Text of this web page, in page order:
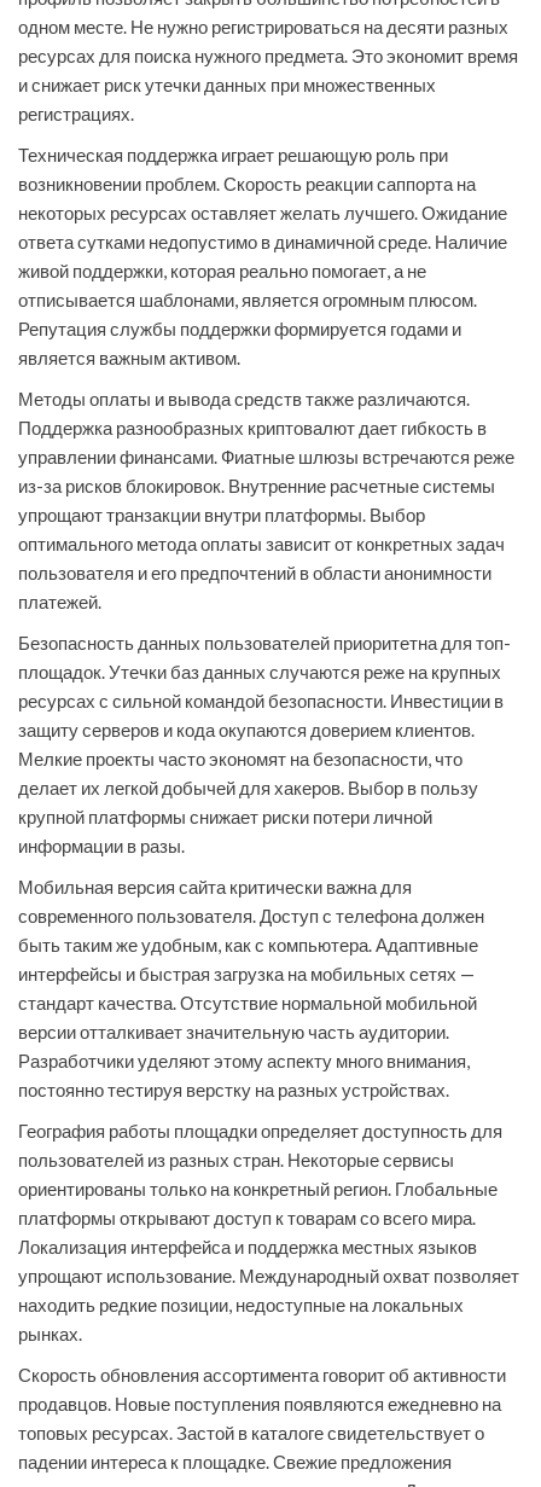
одном месте. Не нужно регистрироваться на десяти разных
ресурсах для поиска нужного предмета. Это экономит время
и снижает риск утечки данных при множественных
регистрациях.
Техническая поддержка играет решающую роль при
возникновении проблем. Скорость реакции саппорта на
некоторых ресурсах оставляет желать лучшего. Ожидание
ответа сутками недопустимо в динамичной среде. Наличие
живой поддержки, которая реально помогает, а не
отписывается шаблонами, является огромным плюсом.
Репутация службы поддержки формируется годами и
является важным активом.
Методы оплаты и вывода средств также различаются.
Поддержка разнообразных криптовалют дает гибкость в
управлении финансами. Фиатные шлюзы встречаются реже
из-за рисков блокировок. Внутренние расчетные системы
упрощают транзакции внутри платформы. Выбор
оптимального метода оплаты зависит от конкретных задач
пользователя и его предпочтений в области анонимности
платежей.
Безопасность данных пользователей приоритетна для топ-
площадок. Утечки баз данных случаются реже на крупных
ресурсах с сильной командой безопасности. Инвестиции в
защиту серверов и кода окупаются доверием клиентов.
Мелкие проекты часто экономят на безопасности, что
делает их легкой добычей для хакеров. Выбор в пользу
крупной платформы снижает риски потери личной
информации в разы.
Мобильная версия сайта критически важна для
современного пользователя. Доступ с телефона должен
быть таким же удобным, как с компьютера. Адаптивные
интерфейсы и быстрая загрузка на мобильных сетях —
стандарт качества. Отсутствие нормальной мобильной
версии отталкивает значительную часть аудитории.
Разработчики уделяют этому аспекту много внимания,
постоянно тестируя верстку на разных устройствах.
География работы площадки определяет доступность для
пользователей из разных стран. Некоторые сервисы
ориентированы только на конкретный регион. Глобальные
платформы открывают доступ к товарам со всего мира.
Локализация интерфейса и поддержка местных языков
упрощают использование. Международный охват позволяет
находить редкие позиции, недоступные на локальных
рынках.
Скорость обновления ассортимента говорит об активности
продавцов. Новые поступления появляются ежедневно на
топовых ресурсах. Застой в каталоге свидетельствует о
падении интереса к площадке. Свежие предложения